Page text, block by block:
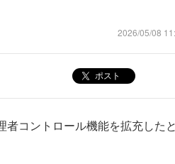
2026/05/08
ポスト
コントロール機能を拡充したと